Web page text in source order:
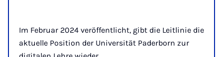
Im Februar 2024 veröffentlicht, gibt die Leitlinie die
aktuelle Position der Universität Paderborn zur